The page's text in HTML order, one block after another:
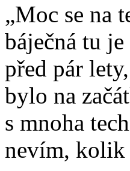
„Moc se na
báječná tu
před pár
bylo na
s mnoha
nevím, kolik